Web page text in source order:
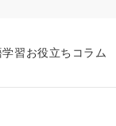
習お役立ちコラム